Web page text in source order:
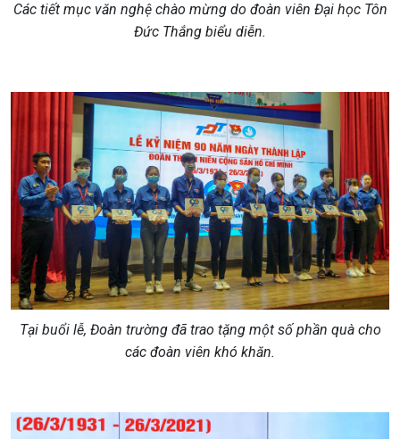
Các tiết mục văn nghệ chào mừng do đoàn viên Đại học Tôn
Đức Thắng biểu diễn.
Tại buổi lễ, Đoàn trường đã trao tặng một số phần quà cho
các đoàn viên khó khăn.